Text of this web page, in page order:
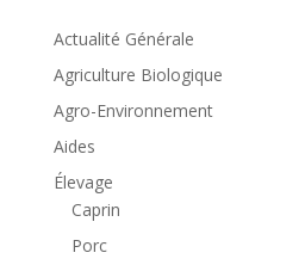
Actualité Générale
Agriculture Biologique
Agro-Environnement
Aides
Élevage
Caprin
Porc